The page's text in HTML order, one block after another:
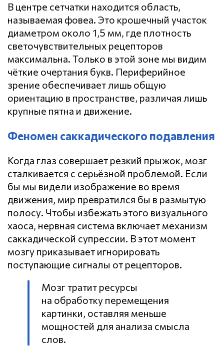
В центре сетчатки находится область,
называемая фовеа. Это крошечный участок
диаметром около 1,5 мм, где плотность
светочувствительных рецепторов
максимальна. Только в этой зоне мы видим
чёткие очертания букв. Периферийное
зрение обеспечивает лишь общую
ориентацию в пространстве, различая лишь
крупные пятна и движение.
Феномен саккадического подавления
Когда глаз совершает резкий прыжок, мозг
сталкивается с серьёзной проблемой. Если
бы мы видели изображение во время
движения, мир превратился бы в размытую
полосу. Чтобы избежать этого визуального
хаоса, нервная система включает механизм
саккадической супрессии. В этот момент
мозгу приказывает игнорировать
поступающие сигналы от рецепторов.
Мозг тратит ресурсы
на обработку перемещения
картинки, оставляя меньше
мощностей для анализа смысла
слов.